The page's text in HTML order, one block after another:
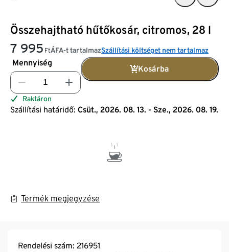
Összehajtható hűtőkosár, citromos, 28 l
7 995 FtÁFA-t tartalmazSzállítási költséget nem tartalmaz
Mennyiség
Kosárba
Raktáron
Szállítási határidő: Csüt., 2026. 08. 13. - Sze., 2026. 08. 19.
Termék megjegyzése
Rendelési szám: 216951